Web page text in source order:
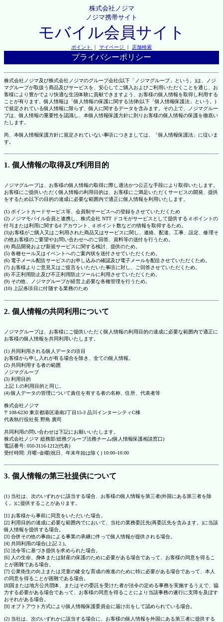
株式会社ノジマ
ノジマ携帯サイト
モバイル会員サイト
ポイント ｜ マイページ ｜ 店舗検索
プライバシーポリシー
株式会社ノジマ及び株式会社ノジマのグループ会社(以下「ノジマグループ」という。)は、ノジ
マグループが取扱う商品及びサービスを、安心してご購入およびご利用いただくことを通じ、お
客様により豊かでより快適な生活体験に貢献できますよう、お客様の個人情報を取得し利用する
ことが有ります。個人情報は「個人情報の保護に関する法律(以下「個人情報保護法」という。)
で規定されている個人情報に限らず、個人に関するデータを含みます。その上で、ノジマグルー
プは、個人情報の重要性を認識し、本個人情報保護方針に則りお客様の個人情報の保護を徹底い
たします。
尚、本個人情報保護方針に規定されていない事項につきましては、「個人情報保護法」に従いま
す。
1. 個人情報の取得及び利用目的
ノジマグループは、お客様の個人情報の取得に際し適法かつ公正な手段により取得いたします。
お客様にご提供いただく個人情報の利用目的は、お客様にご満足いただくサービスの開発、提供
をするため以下の目的の達成に必要な範囲内で適正に個人情報を利用いたします。
(1) ポイントカードサービス等、会員制サービスへの登録をさせていただくため
(2) ノジマモバイル会員と連携し、株式会社 NTT ドコモがサービスとして提供する d ポイントの
付与または利用に関するd アカウント、d ポイント数などの情報を取得するため。
(3)お客様がご購入又はご利用された商品又はサービスに関し、連絡、配達、工事、設定、修理そ
の他お客様のご要望やお問い合わせへのご回答、資料等の送付を行うため。
(4) 商品開発および新規サービスに関する検討、提供のため。
(5) 各種セール又はイベントへのご案内状を送付させていただくため。
(6) 電子メール配信サービスのお申し込みの確認及び電子メールを配信させていただくため。
(7) お客様よりご意見又はご提言をいただいた事項に対し、ご回答させていただくため。
(8) 不正利用防止及び不正利用防止ツールに利用させていただくため。
(9) その他、ノジマグループが経営上必要な各種管理を行うため。
(10) 上記各項目に付随する業務のため
2. 個人情報の共同利用について
ノジマグループは、お客様にご提供いただく個人情報の利用目的の達成に必要な範囲内で適正に
お客様の個人情報を共同利用いたします。
(1) 共同利用される個人データの項目
お客様から申し入れが有る場合を除き、全ての個人情報。
(2) 共同利用する者の範囲
ノジマグループ
(3) 利用目的
上記 1.の利用目的と同じ。
(4) 個人データの管理について責任を有する者の名称、住所、代表者等
株式会社ノジマ
〒108-6230 東京都港区港南2丁目15-3 品川インターシティC棟
代表執行役社長 野島 廣司
共同利用の問い合わせは下記にお願いいたします。
株式会社ノジマ 総務部/総務グループ法務チーム(個人情報保護相談窓口)
電話番号: 050-3116-1212(代表)
受付時間: 月曜~金曜(祝日、年末年始は除く) 10:00~16:00
3. 個人情報の第三社提供について
(1) 当社は、次のいずれかに該当する場合、お客様の個人情報を第三者(外国にある第三者を除
く。)に提供することがあります。
[1] お客様から事前に同意をいただいた場合。
[2] 利用目的の達成に必要な範囲内でにおいて、当社の業務委託先(再委託先を含みます。)に当該
個人情報を提供する場合。
[3] 合併その他の事由による事業の承継に伴って個人情報が提供される場合。
[4] 共同利用の場合(上記 2.)。
[5] 法令等に基づき提供を求められた場合。
[6] 人の生命、身体または財産の保護のために必要がある場合であって、お客様の同意を得るこ
とが困難である場合。
[7] 公衆衛生の向上または児童の健全な育成の推進のために特に必要がある場合であって、本人
の同意を得ることが困難である場合。
[8]国または地方公共団体、またはその委託を受けた者が法令の定める事務を実施するうえで、協
力する必要がある場合であって、お客様の同意を得ることにより当該事務の遂行に支障を及ぼす
おそれがある場合。
[9] オプトアウト方式により個人情報保護委員会に届け出をして認められている場合。
(2) 当社は、次のいずれかに該当する場合に、お客様の個人情報を外国にある第三者に提供する